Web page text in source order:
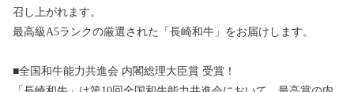
召し上がれます。
最高級A5ランクの厳選された「長崎和牛」をお届けします。
■全国和牛能力共進会 内閣総理大臣賞 受賞！